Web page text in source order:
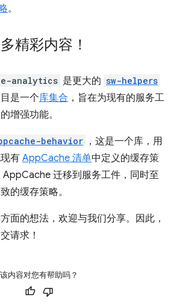
。
精彩内容！
analytics 是更大的 sw-helpers
是一个库集合 ，旨在为现有的服务工
增强功能。
behavior ，这是一个库，用
有 AppCache 清单中定义的缓存策
迁移到服务工件，同时至
的缓存策略。
面的想法，欢迎与我们分享。因此，
请求！
该内容对您有帮助吗？